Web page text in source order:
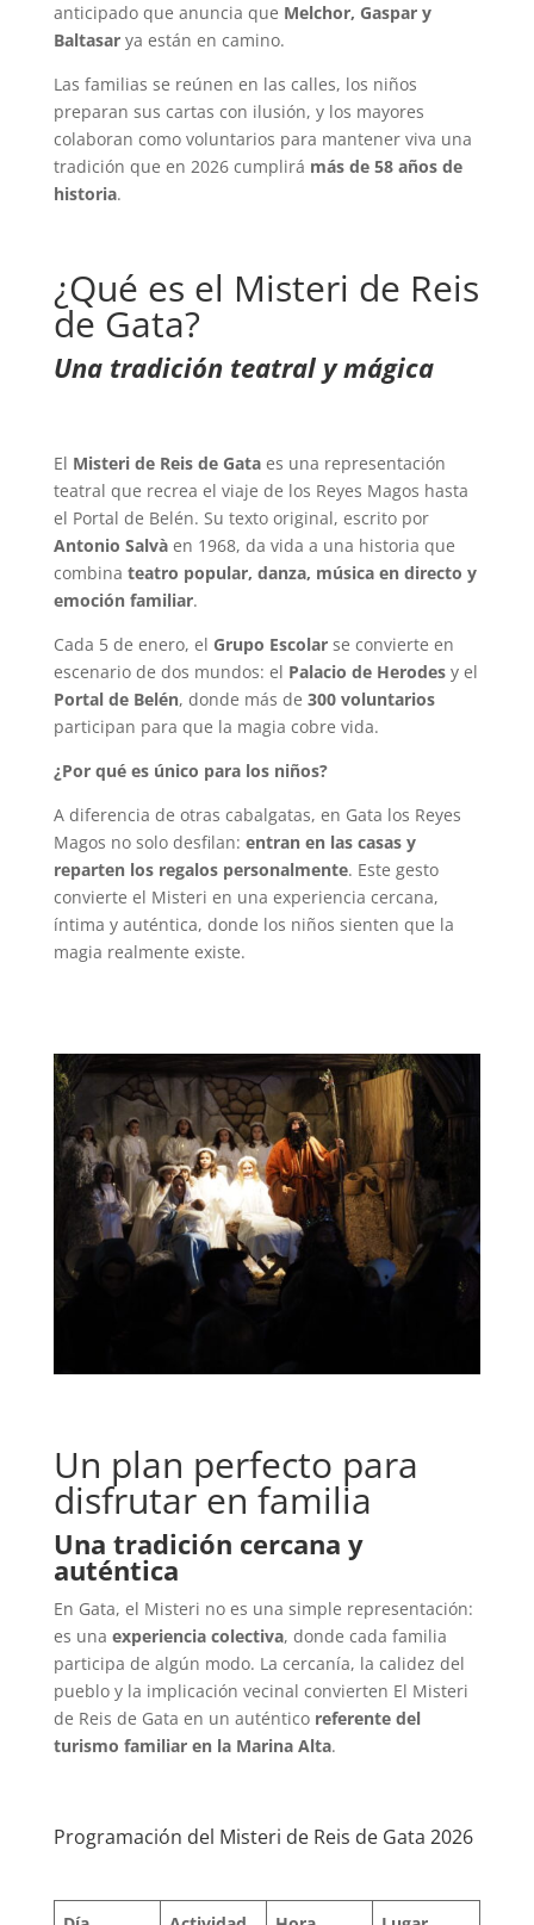
anticipado que anuncia que Melchor, Gaspar y
Baltasarya están en camino.
Las familias se reúnen en las calles, los niños
preparan sus cartas con ilusión, y los mayores
colaboran como voluntarios para mantener viva una
tradición que en 2026 cumplirá más de 58 años de
historia.
¿Qué es el Misteri de Reis
de Gata?
Una tradición teatral y mágica
El Misteri de Reis de Gataes una representación
teatral que recrea el viaje de los Reyes Magos hasta
el Portal de Belén. Su texto original, escrito por
Antonio Salvàen 1968, da vida a una historia que
combina teatro popular, danza, música en directo y
emoción familiar.
Cada 5 de enero, el Grupo Escolarse convierte en
escenario de dos mundos: el Palacio de Herodesy el
Portal de Belén, donde más de 300 voluntarios
participan para que la magia cobre vida.
¿Por qué es único para los niños?
A diferencia de otras cabalgatas, en Gata los Reyes
Magos no solo desfilan: entran en las casas y
reparten los regalos personalmente. Este gesto
convierte el Misteri en una experiencia cercana,
íntima y auténtica, donde los niños sienten que la
magia realmente existe.
Un plan perfecto para
disfrutar en familia
Una tradición cercana y
auténtica
En Gata, el Misteri no es una simple representación:
es una experiencia colectiva, donde cada familia
participa de algún modo. La cercanía, la calidez del
pueblo y la implicación vecinal convierten El Misteri
de Reis de Gata en un auténtico referente del
turismo familiar en la Marina Alta.
Programación del Misteri de Reis de Gata 2026